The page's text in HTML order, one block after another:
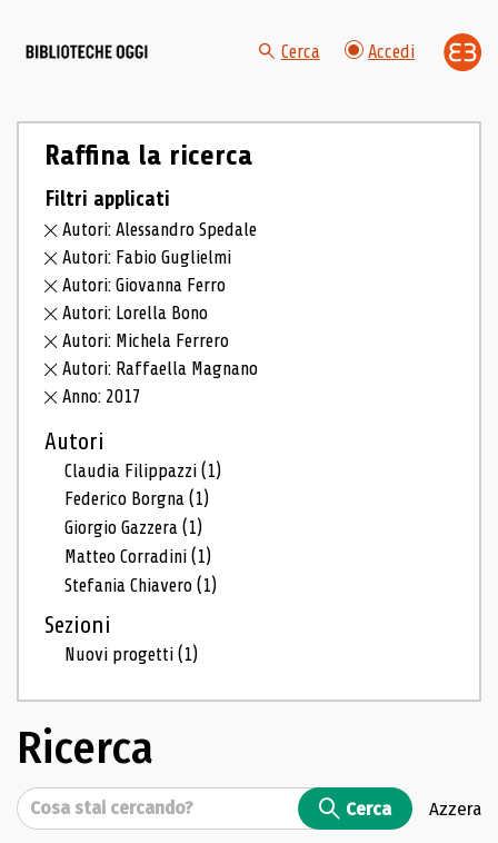
Cerca Accedi
Raffina la ricerca
Filtri applicati
Autori: Alessandro Spedale
Autori: Fabio Guglielmi
Autori: Giovanna Ferro
Autori: Lorella Bono
Autori: Michela Ferrero
Autori: Raffaella Magnano
Anno: 2017
Autori
Claudia Filippazzi(1)
Federico Borgna(1)
Giorgio Gazzera(1)
Matteo Corradini(1)
Stefania Chiavero(1)
Sezioni
Nuovi progetti(1)
Ricerca
Cerca Cerca Azzera